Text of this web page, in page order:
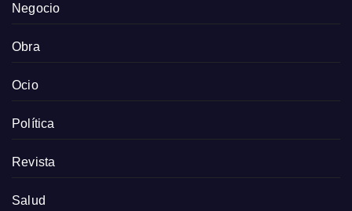
Negocio
Obra
Ocio
Política
Revista
Salud